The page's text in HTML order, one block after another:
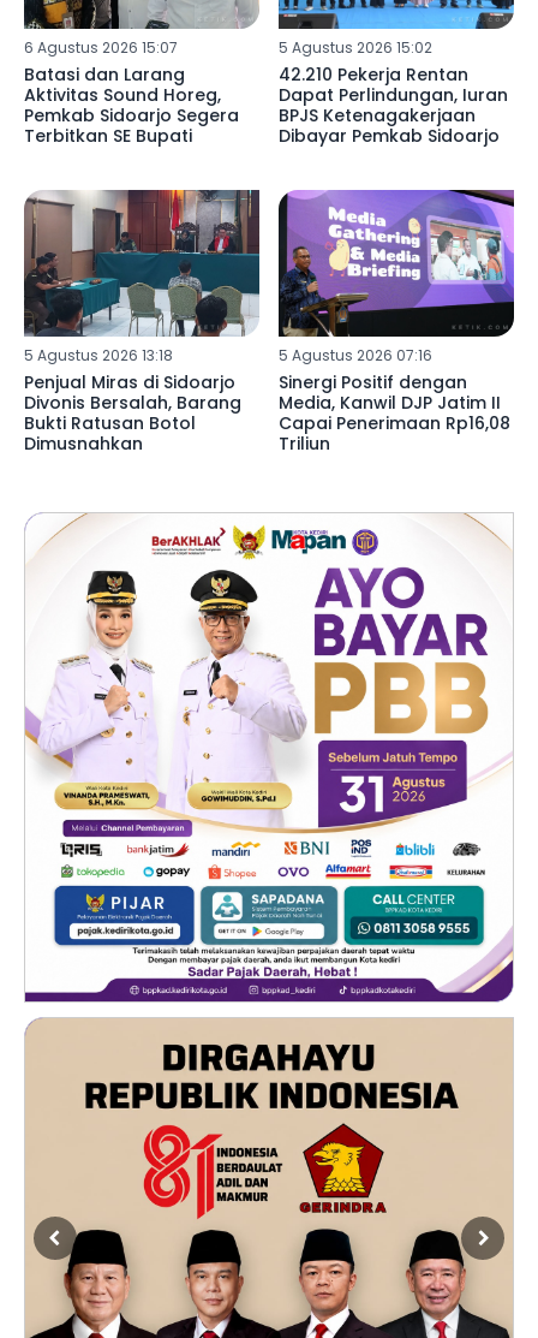
6 Agustus 2026 15:07
Batasi dan Larang
Aktivitas Sound Horeg,
Pemkab Sidoarjo Segera
Terbitkan SE Bupati
5 Agustus 2026 15:02
42.210 Pekerja Rentan
Dapat Perlindungan, Iuran
BPJS Ketenagakerjaan
Dibayar Pemkab Sidoarjo
5 Agustus 2026 13:18
Penjual Miras di Sidoarjo
Divonis Bersalah, Barang
Bukti Ratusan Botol
Dimusnahkan
5 Agustus 2026 07:16
Sinergi Positif dengan
Media, Kanwil DJP Jatim II
Capai Penerimaan Rp16,08
Triliun